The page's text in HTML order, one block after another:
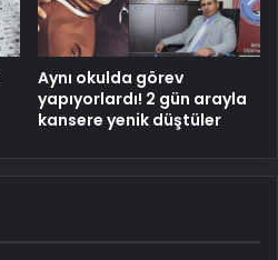
Aynı okulda görev
yapıyorlardı! 2 gün arayla
kansere yenik düştüler